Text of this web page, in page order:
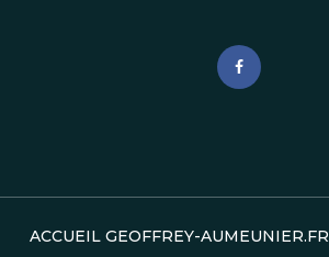
ACCUEIL GEOFFREY-AUMEUNIER.FR